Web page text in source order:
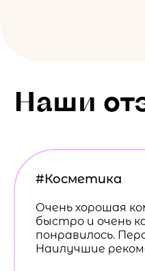
Наши
#Косметика
Очень хорошая
быстро и очень
понравилось.
Наилучшие